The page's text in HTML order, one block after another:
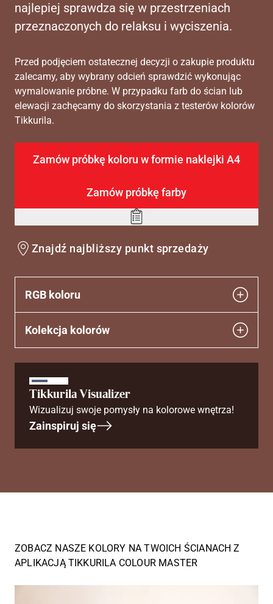
najlepiej sprawdza się w przestrzeniach
przeznaczonych do relaksu i wyciszenia.
Przed podjęciem ostatecznej decyzji o zakupie produktu
zalecamy, aby wybrany odcień sprawdzić wykonując
wymalowanie próbne. W przypadku farb do ścian lub
elewacji zachęcamy do skorzystania z testerów kolorów
Tikkurila.
Zamów próbkę koloru w formie naklejki A4
Zamów próbkę farby
Add
wishlist
Znajdź najbliższy punkt sprzedaży
RGB koloru
Kolekcja kolorów
Tikkurila Visualizer
Wizualizuj swoje pomysły na kolorowe wnętrza!
Zainspiruj się
ZOBACZ NASZE KOLORY NA TWOICH ŚCIANACH Z
APLIKACJĄ TIKKURILA COLOUR MASTER